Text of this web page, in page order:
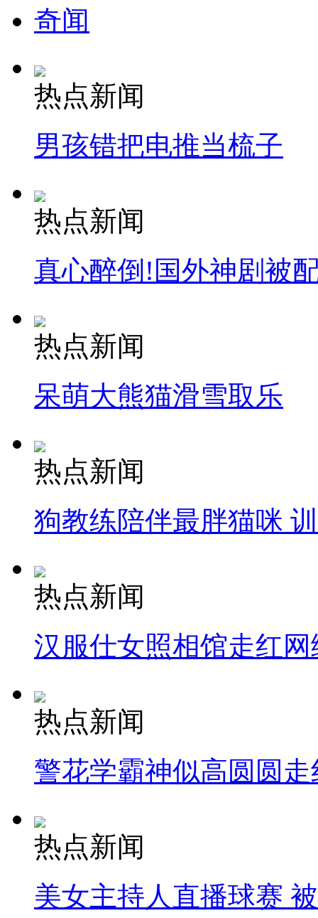
消防员救轻生者
纽约上演“枕头大战”
司机酒驾遇交警 急速倒车逃窜
奇闻
热点新闻
男孩错把电推当梳子
热点新闻
真心醉倒!国外神剧被
热点新闻
呆萌大熊猫滑雪取乐
热点新闻
狗教练陪伴最胖猫咪
热点新闻
汉服仕女照相馆走红网
热点新闻
警花学霸神似高圆圆走
热点新闻
美女主持人直播球赛